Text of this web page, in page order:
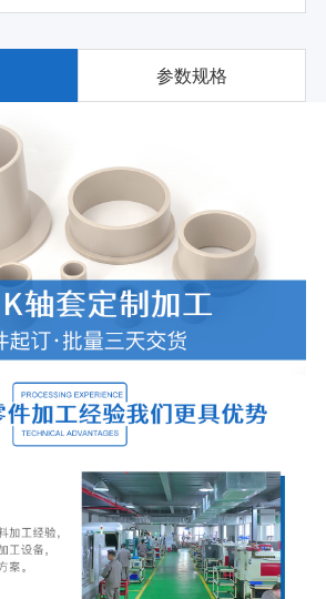
参数规格